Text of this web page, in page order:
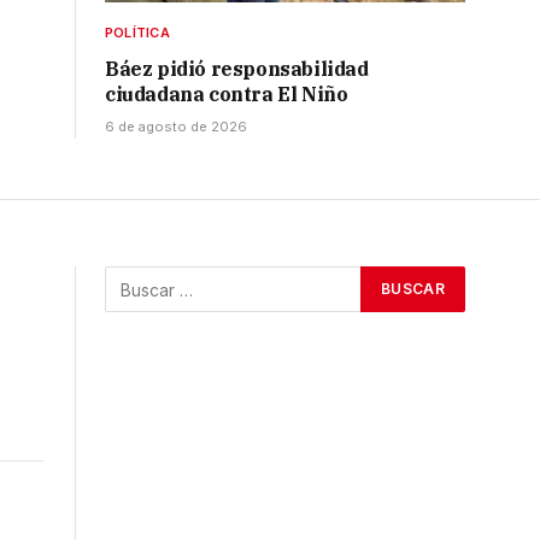
POLÍTICA
Báez pidió responsabilidad
ciudadana contra El Niño
6 de agosto de 2026